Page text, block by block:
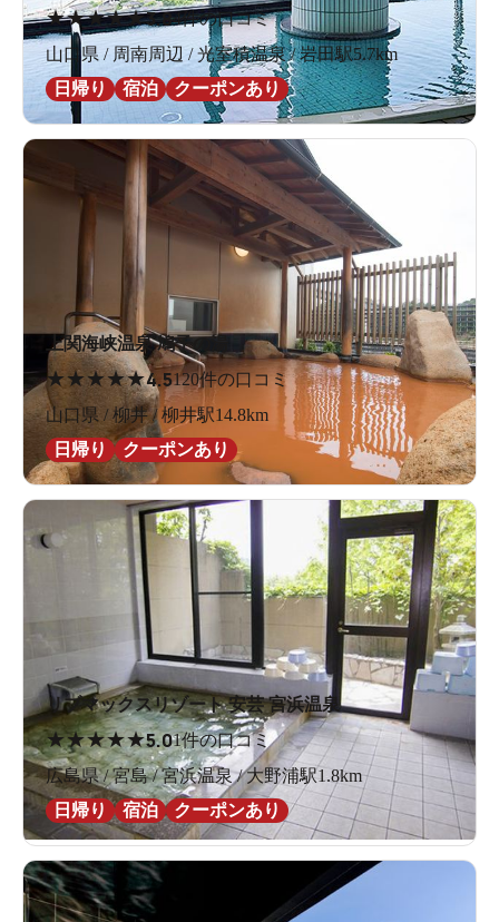
★★★★★3.84件の口コミ
山口県 / 周南周辺 / 光室積温泉 / 岩田駅5.7km
日帰り
宿泊 クーポンあり
上関海峡温泉 鳩子の湯
★★ ★★★4.5120件の口コミ
山口県 / 柳井 / 柳井駅14.8km
日帰り
クーポンあり
リブマックスリゾート 安芸 宮浜温泉
★★★★★5.01件の口コミ
広島県 / 宮島 / 宮浜温泉 / 大野浦駅1.8km
日帰り
宿泊 クーポンあり